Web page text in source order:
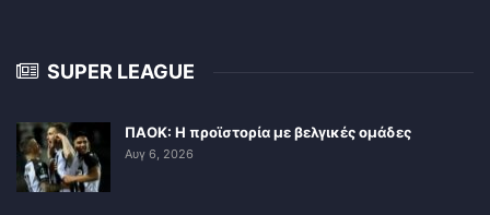
SUPER LEAGUE
ΠΑΟΚ: Η προϊστορία με βελγικές ομάδες
Αυγ 6, 2026